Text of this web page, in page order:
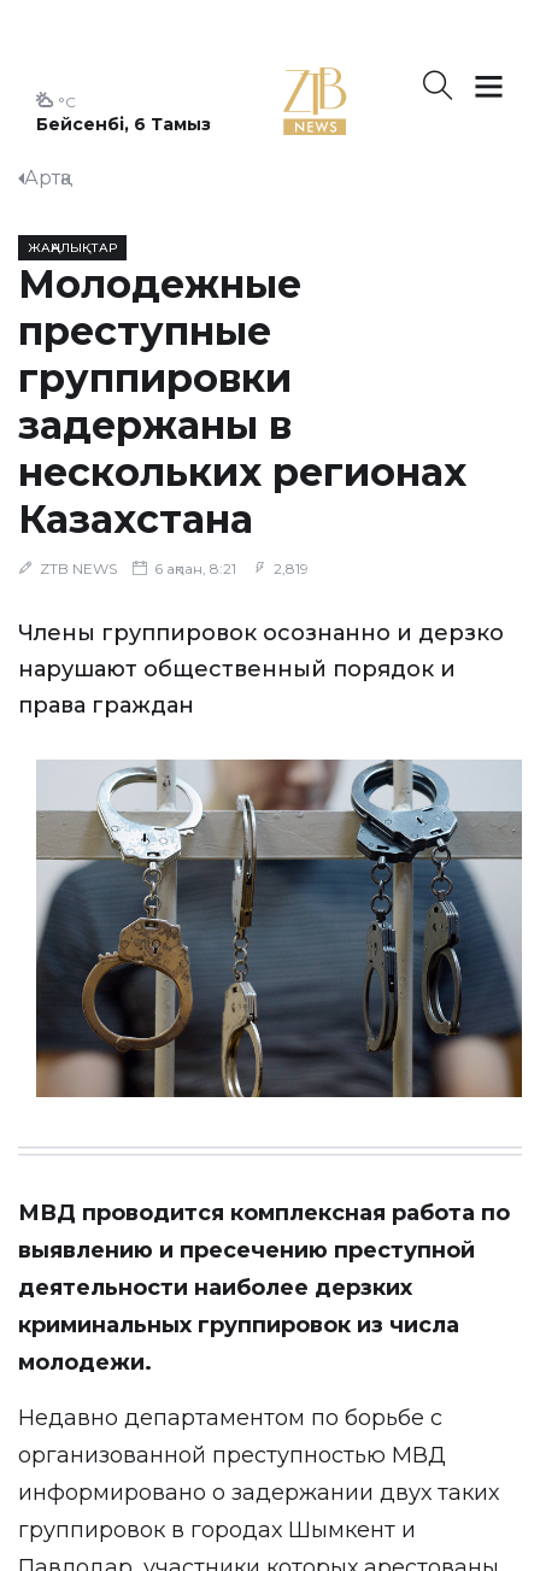
Бейсенбі, 6 Тамыз
°C
Артқа
ЖАҢАЛЫҚТАР
Молодежные
преступные
группировки
задержаны в
нескольких регионах
Казахстана
ZTB NEWS 6 ақпан, 8:21 2,819
Члены группировок осознанно и дерзко
нарушают общественный порядок и
права граждан
МВД проводится комплексная работа по
выявлению и пресечению преступной
деятельности наиболее дерзких
криминальных группировок из числа
молодежи.
Недавно департаментом по борьбе с
организованной преступностью МВД
информировано о задержании двух таких
группировок в городах Шымкент и